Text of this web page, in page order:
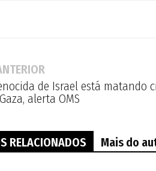
de Israel está matando
alerta OMS
RELACIONADOS Mais do